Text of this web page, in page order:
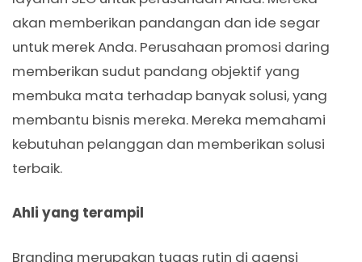
akan memberikan pandangan dan ide segar
untuk merek Anda. Perusahaan promosi daring
memberikan sudut pandang objektif yang
membuka mata terhadap banyak solusi, yang
membantu bisnis mereka. Mereka memahami
kebutuhan pelanggan dan memberikan solusi
terbaik.
Ahli yang terampil
Branding merupakan tugas rutin di agensi